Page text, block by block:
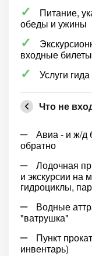
Питание,
обеды и ужины
входные
Услуги гида
Что не
Авиа - и ж/д
обратно
Лодочная
и экскурсии на
гидроциклы,
Водные
"ватрушка"
Пункт
инвентарь)